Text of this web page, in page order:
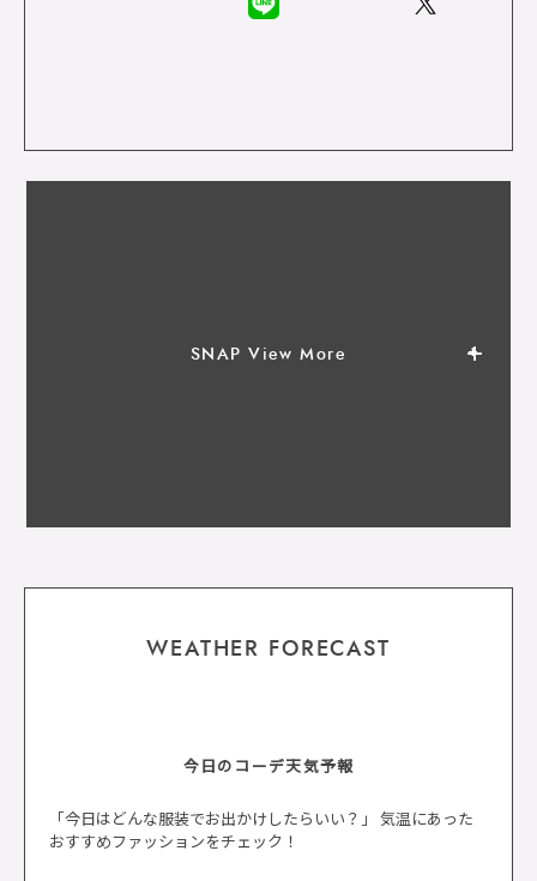
SNAP View More
WEATHER FORECAST
今日のコーデ天気予報
「今日はどんな服装でお出かけしたらいい？」 気温にあった
おすすめファッションをチェック！